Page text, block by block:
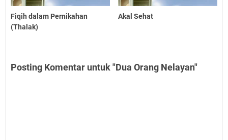
Fiqih dalam Pernikahan
(Thalak)
Akal Sehat
Posting Komentar untuk "Dua Orang Nelayan"